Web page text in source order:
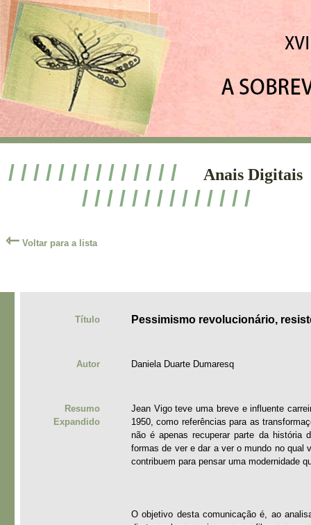
/ / / / / / / / / / / / / / Anais Digitais
/ / / / / / / / / / / / / /
⇽ Voltar para a lista
Título Pessimismo revolucionário,
Autor Daniela Duarte Dumaresq
Resumo
Expandido
Jean Vigo teve uma breve e influente
1950, como referências para as
não é apenas recuperar parte da história
formas de ver e dar a ver o mundo no qual
contribuem para pensar uma modernidade
O objetivo desta comunicação é, ao